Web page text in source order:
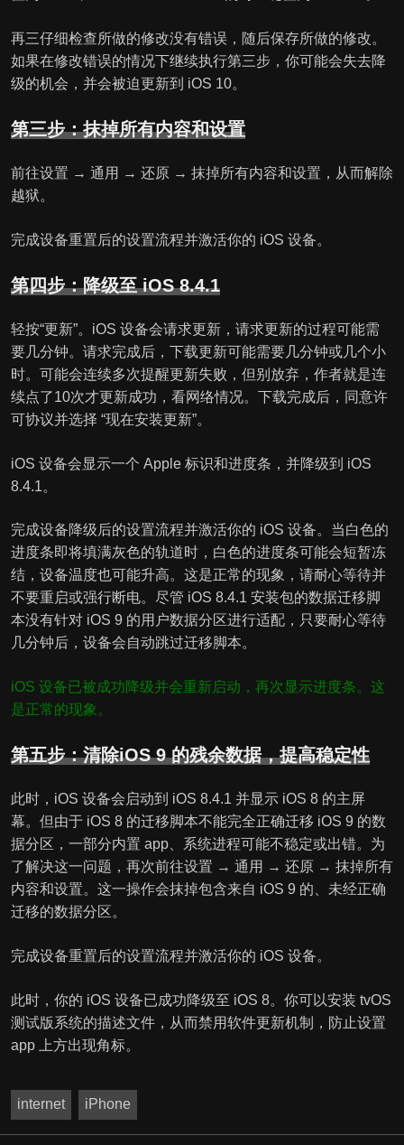
再三仔细检查所做的修改没有错误，随后保存所做的修改。
如果在修改错误的情况下继续执行第三步，你可能会失去降
级的机会，并会被迫更新到 iOS 10。
第三步：抹掉所有内容和设置
前往设置 → 通用 → 还原 → 抹掉所有内容和设置，从而解除
越狱。
完成设备重置后的设置流程并激活你的 iOS 设备。
第四步：降级至 iOS 8.4.1
轻按“更新”。iOS 设备会请求更新，请求更新的过程可能需
要几分钟。请求完成后，下载更新可能需要几分钟或几个小
时。可能会连续多次提醒更新失败，但别放弃，作者就是连
续点了10次才更新成功，看网络情况。下载完成后，同意许
可协议并选择 “现在安装更新”。
iOS 设备会显示一个 Apple 标识和进度条，并降级到 iOS
8.4.1。
完成设备降级后的设置流程并激活你的 iOS 设备。当白色的
进度条即将填满灰色的轨道时，白色的进度条可能会短暂冻
结，设备温度也可能升高。这是正常的现象，请耐心等待并
不要重启或强行断电。尽管 iOS 8.4.1 安装包的数据迁移脚
本没有针对 iOS 9 的用户数据分区进行适配，只要耐心等待
几分钟后，设备会自动跳过迁移脚本。
iOS 设备已被成功降级并会重新启动，再次显示进度条。这
是正常的现象。
第五步：清除iOS 9 的残余数据，提高稳定性
此时，iOS 设备会启动到 iOS 8.4.1 并显示 iOS 8 的主屏
幕。但由于 iOS 8 的迁移脚本不能完全正确迁移 iOS 9 的数
据分区，一部分内置 app、系统进程可能不稳定或出错。为
了解决这一问题，再次前往设置 → 通用 → 还原 → 抹掉所有
内容和设置。这一操作会抹掉包含来自 iOS 9 的、未经正确
迁移的数据分区。
完成设备重置后的设置流程并激活你的 iOS 设备。
此时，你的 iOS 设备已成功降级至 iOS 8。你可以安装 tvOS
测试版系统的描述文件，从而禁用软件更新机制，防止设置
app 上方出现角标。
internet iPhone